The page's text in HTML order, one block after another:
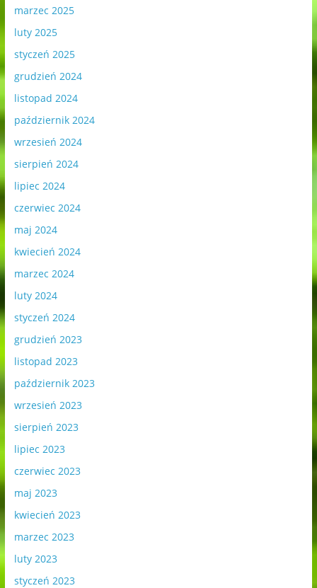
marzec 2025
luty 2025
styczeń 2025
grudzień 2024
listopad 2024
październik 2024
wrzesień 2024
sierpień 2024
lipiec 2024
czerwiec 2024
maj 2024
kwiecień 2024
marzec 2024
luty 2024
styczeń 2024
grudzień 2023
listopad 2023
październik 2023
wrzesień 2023
sierpień 2023
lipiec 2023
czerwiec 2023
maj 2023
kwiecień 2023
marzec 2023
luty 2023
styczeń 2023